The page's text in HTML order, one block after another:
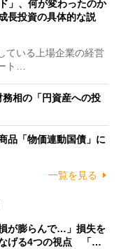
」、何が変わったのか
長投資の具体的な説
ている上場企業の経営
ト…
務相の「円資産への投
品「物価連動国債」に
一覧を見る
が膨らんで…」損失を
げる4つの視点 「…